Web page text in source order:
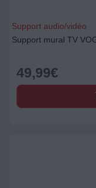
Support audio/vidéo
Support mural TV
49,99€